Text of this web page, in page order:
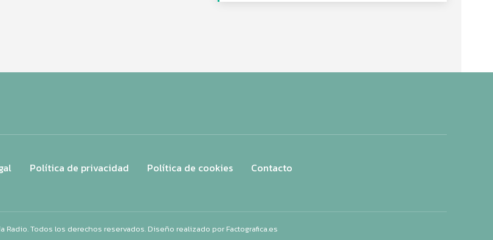
Política de privacidad Política de cookies Contacto
Radio. Todos los derechos reservados. Diseño realizado por Factografica.es